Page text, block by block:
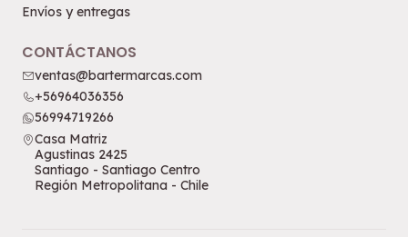
Envíos y entregas
CONTÁCTANOS
ventas@bartermarcas.com
+56964036356
56994719266
Casa Matriz
Agustinas 2425
Santiago - Santiago Centro
Región Metropolitana - Chile